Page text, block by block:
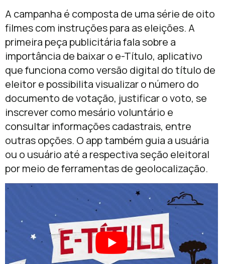
A campanha é composta de uma série de oito
filmes com instruções para as eleições. A
primeira peça publicitária fala sobre a
importância de baixar o e-Título, aplicativo
que funciona como versão digital do título de
eleitor e possibilita visualizar o número do
documento de votação, justificar o voto, se
inscrever como mesário voluntário e
consultar informações cadastrais, entre
outras opções. O app também guia a usuária
ou o usuário até a respectiva seção eleitoral
por meio de ferramentas de geolocalização.